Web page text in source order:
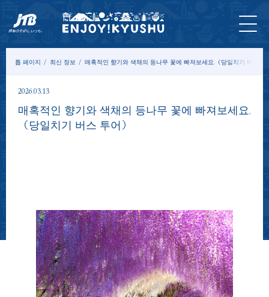
톱 페이지 최신 정보 매혹적인 향기와 색채의 등나무 꽃에 빠져보세요.（당일치기 버스 투
2026.03.13
매혹적인 향기와 색채의 등나무 꽃에 빠져보세요.
（당일치기 버스 투어）
홈 페
이지
최신
정보
투어&
체험
입장
권